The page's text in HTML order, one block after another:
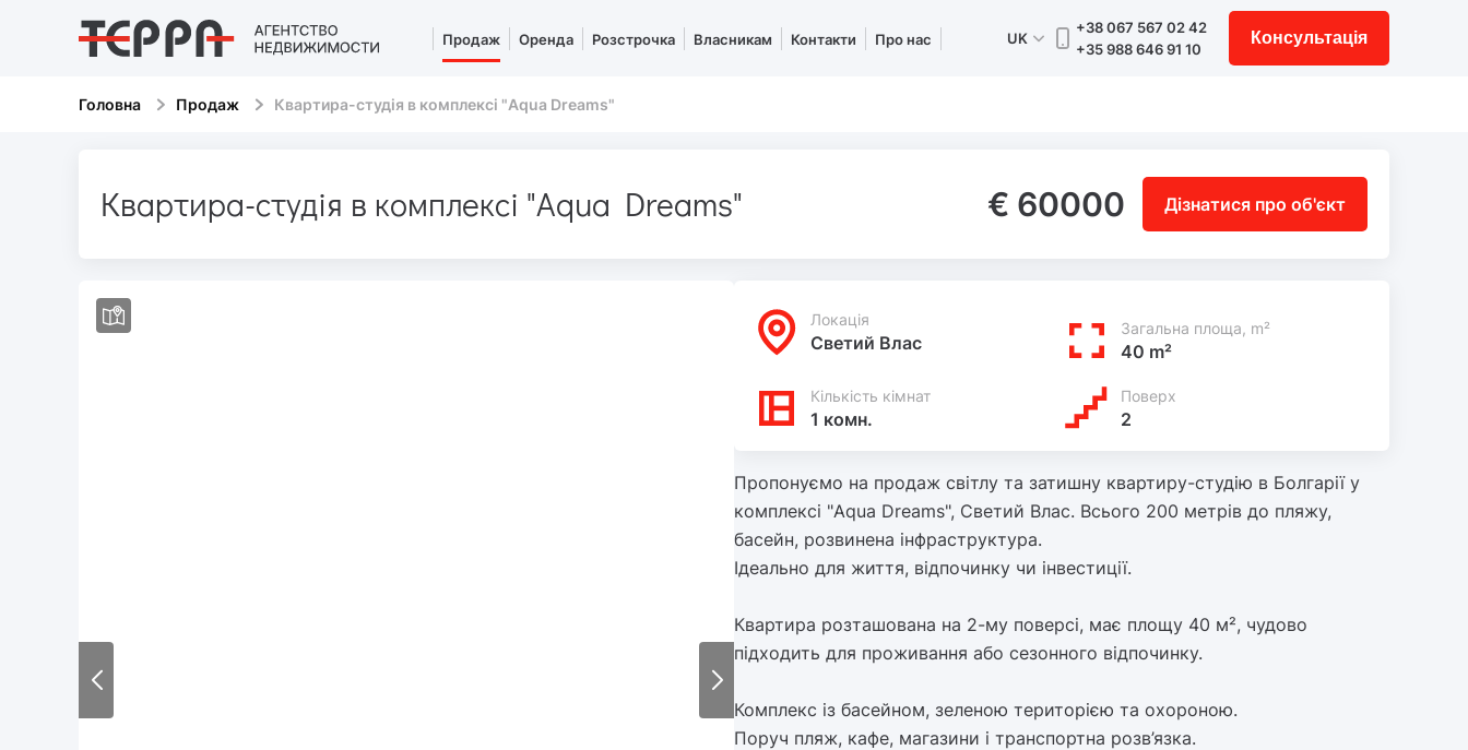
Продаж Оренда Розстрочка Власникам Контакти Про нас UK
+38 067 567 02 42
+35 988 646 91 10
Консультація
Головна Продаж Квартира-студія в комплексі "Aqua Dreams"
Квартира-студія в комплексі "Aqua Dreams" € 60000 Дізнатися про об'єкт
Локацiя
Светий Влас
Загальна площа, m²
40 m²
Кількість кімнат
1 комн.
Поверх
2
Пропонуємо на продаж світлу та затишну квартиру-студію в Болгарії у
комплексі "Aqua Dreams", Светий Влас. Всього 200 метрів до пляжу,
басейн, розвинена інфраструктура.
Ідеально для життя, відпочинку чи інвестиції.
Квартира розташована на 2-му поверсі, має площу 40 м², чудово
підходить для проживання або сезонного відпочинку.
Комплекс із басейном, зеленою територією та охороною.
Поруч пляж, кафе, магазини і транспортна розв’язка.